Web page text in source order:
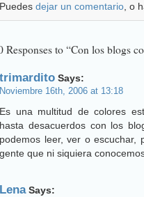
Puedes dejar un comentario , o
Responses to “Con los blogs
trimardito Says:
Noviembre 16th, 2006 at 13:18
Es una multitud de colores
hasta desacuerdos con los
podemos leer, ver o escuchar,
gente que ni siquiera
LenaSays: